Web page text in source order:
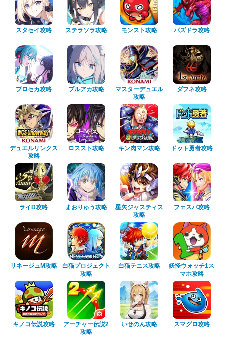
スタセイ攻略 ステラソラ攻略 モンスト攻略 パズドラ攻略
プロセカ攻略 ブルアカ攻略
マスターデュエル
攻略
ダフネ攻略
デュエルリンクス
攻略
ロススト攻略 キン肉マン攻略 ドット勇者攻略
ライD攻略 まおりゅう攻略
星矢ジャスティス
攻略
フェスバ攻略
リネージュM攻略
白猫プロジェクト
攻略
白猫テニス攻略
妖怪ウォッチ1ス
マホ攻略
キノコ伝説攻略
アーチャー伝説2
攻略
いせのん攻略 スマグロ攻略